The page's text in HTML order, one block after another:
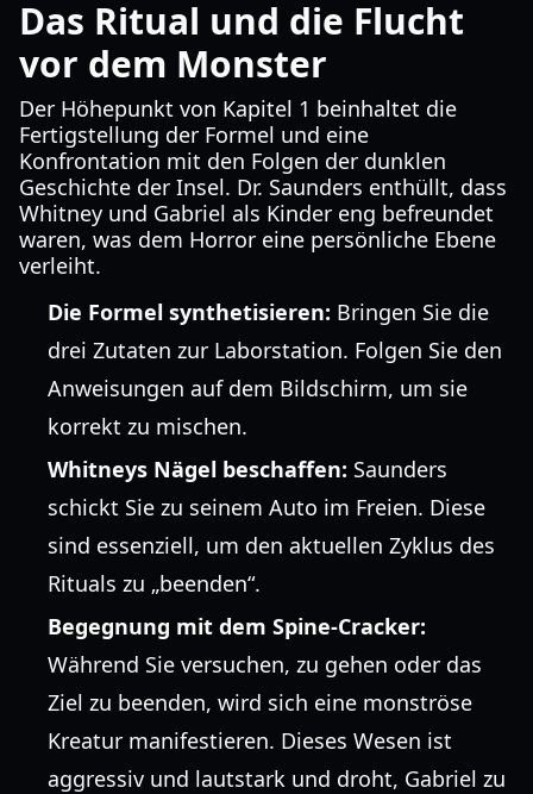
Das Ritual und die Flucht
vor dem Monster
Der Höhepunkt von Kapitel 1 beinhaltet die
Fertigstellung der Formel und eine
Konfrontation mit den Folgen der dunklen
Geschichte der Insel. Dr. Saunders enthüllt, dass
Whitney und Gabriel als Kinder eng befreundet
waren, was dem Horror eine persönliche Ebene
verleiht.
Die Formel synthetisieren: Bringen Sie die
drei Zutaten zur Laborstation. Folgen Sie den
Anweisungen auf dem Bildschirm, um sie
korrekt zu mischen.
Whitneys Nägel beschaffen: Saunders
schickt Sie zu seinem Auto im Freien. Diese
sind essenziell, um den aktuellen Zyklus des
Rituals zu „beenden“.
Begegnung mit dem Spine-Cracker:
Während Sie versuchen, zu gehen oder das
Ziel zu beenden, wird sich eine monströse
Kreatur manifestieren. Dieses Wesen ist
aggressiv und lautstark und droht, Gabriel zu